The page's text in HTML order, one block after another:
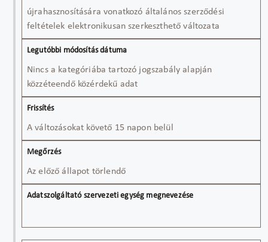
újrahasznosítására vonatkozó általános szerződési
feltételek elektronikusan szerkeszthető változata
Nincs a kategóriába tartozó jogszabály alapján
közzéteendő közérdekű adat
A változásokat követő 15 napon belül
Az előző állapot törlendő